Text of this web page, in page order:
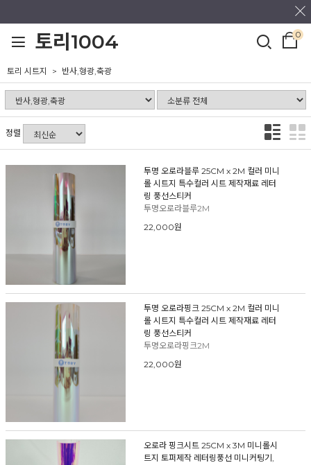
토리1004 0
토리 시트지 반사,형광,축광
정렬
투명 오로라블루 25CM x 2M 컬러 미니
롤 시트지 특수컬러 시트 제작재료 레터
링 풍선스티커
투명오로라블루2M
22,000원
투명 오로라핑크 25CM x 2M 컬러 미니
롤 시트지 특수컬러 시트 제작재료 레터
링 풍선스티커
투명오로라핑크2M
22,000원
오로라 핑크시트 25CM x 3M 미니롤시
트지 토퍼제작 레터링풍선 미니커팅기,